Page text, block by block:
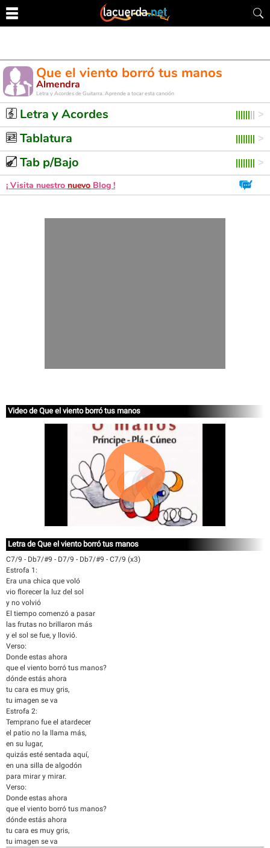
Que el viento borró tus manos
Almendra
Letra y Acordes de Guitarra. Aprende a tocar esta canción
Letra y Acordes
Tablatura
Tab p/Bajo
¡ Visita nuestro nuevo Blog !
Video de Que el viento borró tus manos
Letra de Que el viento borró tus manos
C7/9 - Db7/#9 - D7/9 - Db7/#9 - C7/9 (x3)
Estrofa 1:
Era una chica que voló
vio florecer la luz del sol
y no volvió
El tiempo comenzó a pasar
las frutas no brillaron más
y el sol se fue, y llovió.
Verso:
Donde estas ahora
que el viento borró tus manos?
dónde estás ahora
tu cara es muy gris,
tu imagen se va
Estrofa 2:
Temprano fue el atardecer
el patio no la llama más,
en su lugar,
quizás esté sentada aquí,
en una silla de algodón
para mirar y mirar.
Verso:
Donde estas ahora
que el viento borró tus manos?
dónde estás ahora
tu cara es muy gris,
tu imagen se va